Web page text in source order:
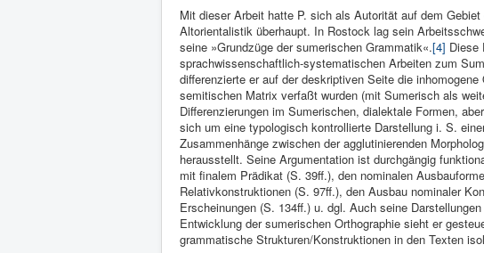
Mit dieser Arbeit hatte P. sich als Autorität auf dem
Altorientalistik überhaupt. In Rostock lag sein
seine »Grundzüge der sumerischen Grammatik«.[4] Diese
sprachwissenschaftlich-systematischen Arbeiten zum
differenzierte er auf der deskriptiven Seite die
semitischen Matrix verfaßt wurden (mit Sumerisch als
Differenzierungen im Sumerischen, dialektale Formen,
sich um eine typologisch kontrollierte Darstellung i. S.
Zusammenhänge zwischen der agglutinierenden
herausstellt. Seine Argumentation ist durchgängig
mit finalem Prädikat (S. 39ff.), den nominalen
Relativkonstruktionen (S. 97ff.), den Ausbau nominaler
Erscheinungen (S. 134ff.) u. dgl. Auch seine
Entwicklung der sumerischen Orthographie sieht er
grammatische Strukturen/Konstruktionen in den Texten